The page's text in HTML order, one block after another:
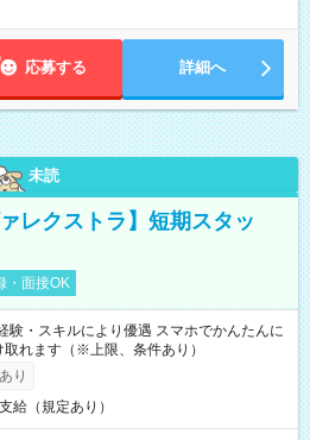
応募する 詳細へ
未読
レクストラ】短期スタッ
・面接OK
・スキルにより優遇 スマホでかんたんに
れます（※上限、条件あり）
り
給（規定あり）